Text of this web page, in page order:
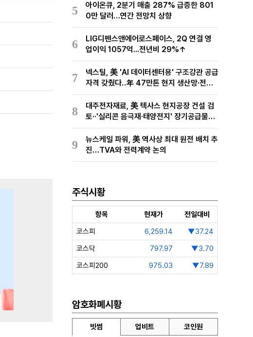
5
아이온큐, 2분기 매출 287% 급증한 801
0만 달러…연간 전망치 상향
6
LIG디펜스앤에어로스페이스, 2Q 연결 영
업이익 1057억...전년비 29%↑
7
넥스틸, 美 'AI 데이터센터용' 구조강관 공급
자격 갖췄다‥年 47만톤 현지 생산망·전미
유통망 구축
8
대주전자재료, 美 텍사스 현지공장 건설 검
토··'실리콘 음극재·태양전지' 장기공급물량
확보 준비
9
뉴스케일 파워, 美 역사상 최대 원전 배치 추
진…TVA와 전력계약 논의
주식시황
항목 현재가
전일대비
코스피
6,259.14
▼37.24
코스닥
797.97
▼3.70
코스피200
975.03 ▼7.89
암호화폐시황
빗썸 업비트 코인원